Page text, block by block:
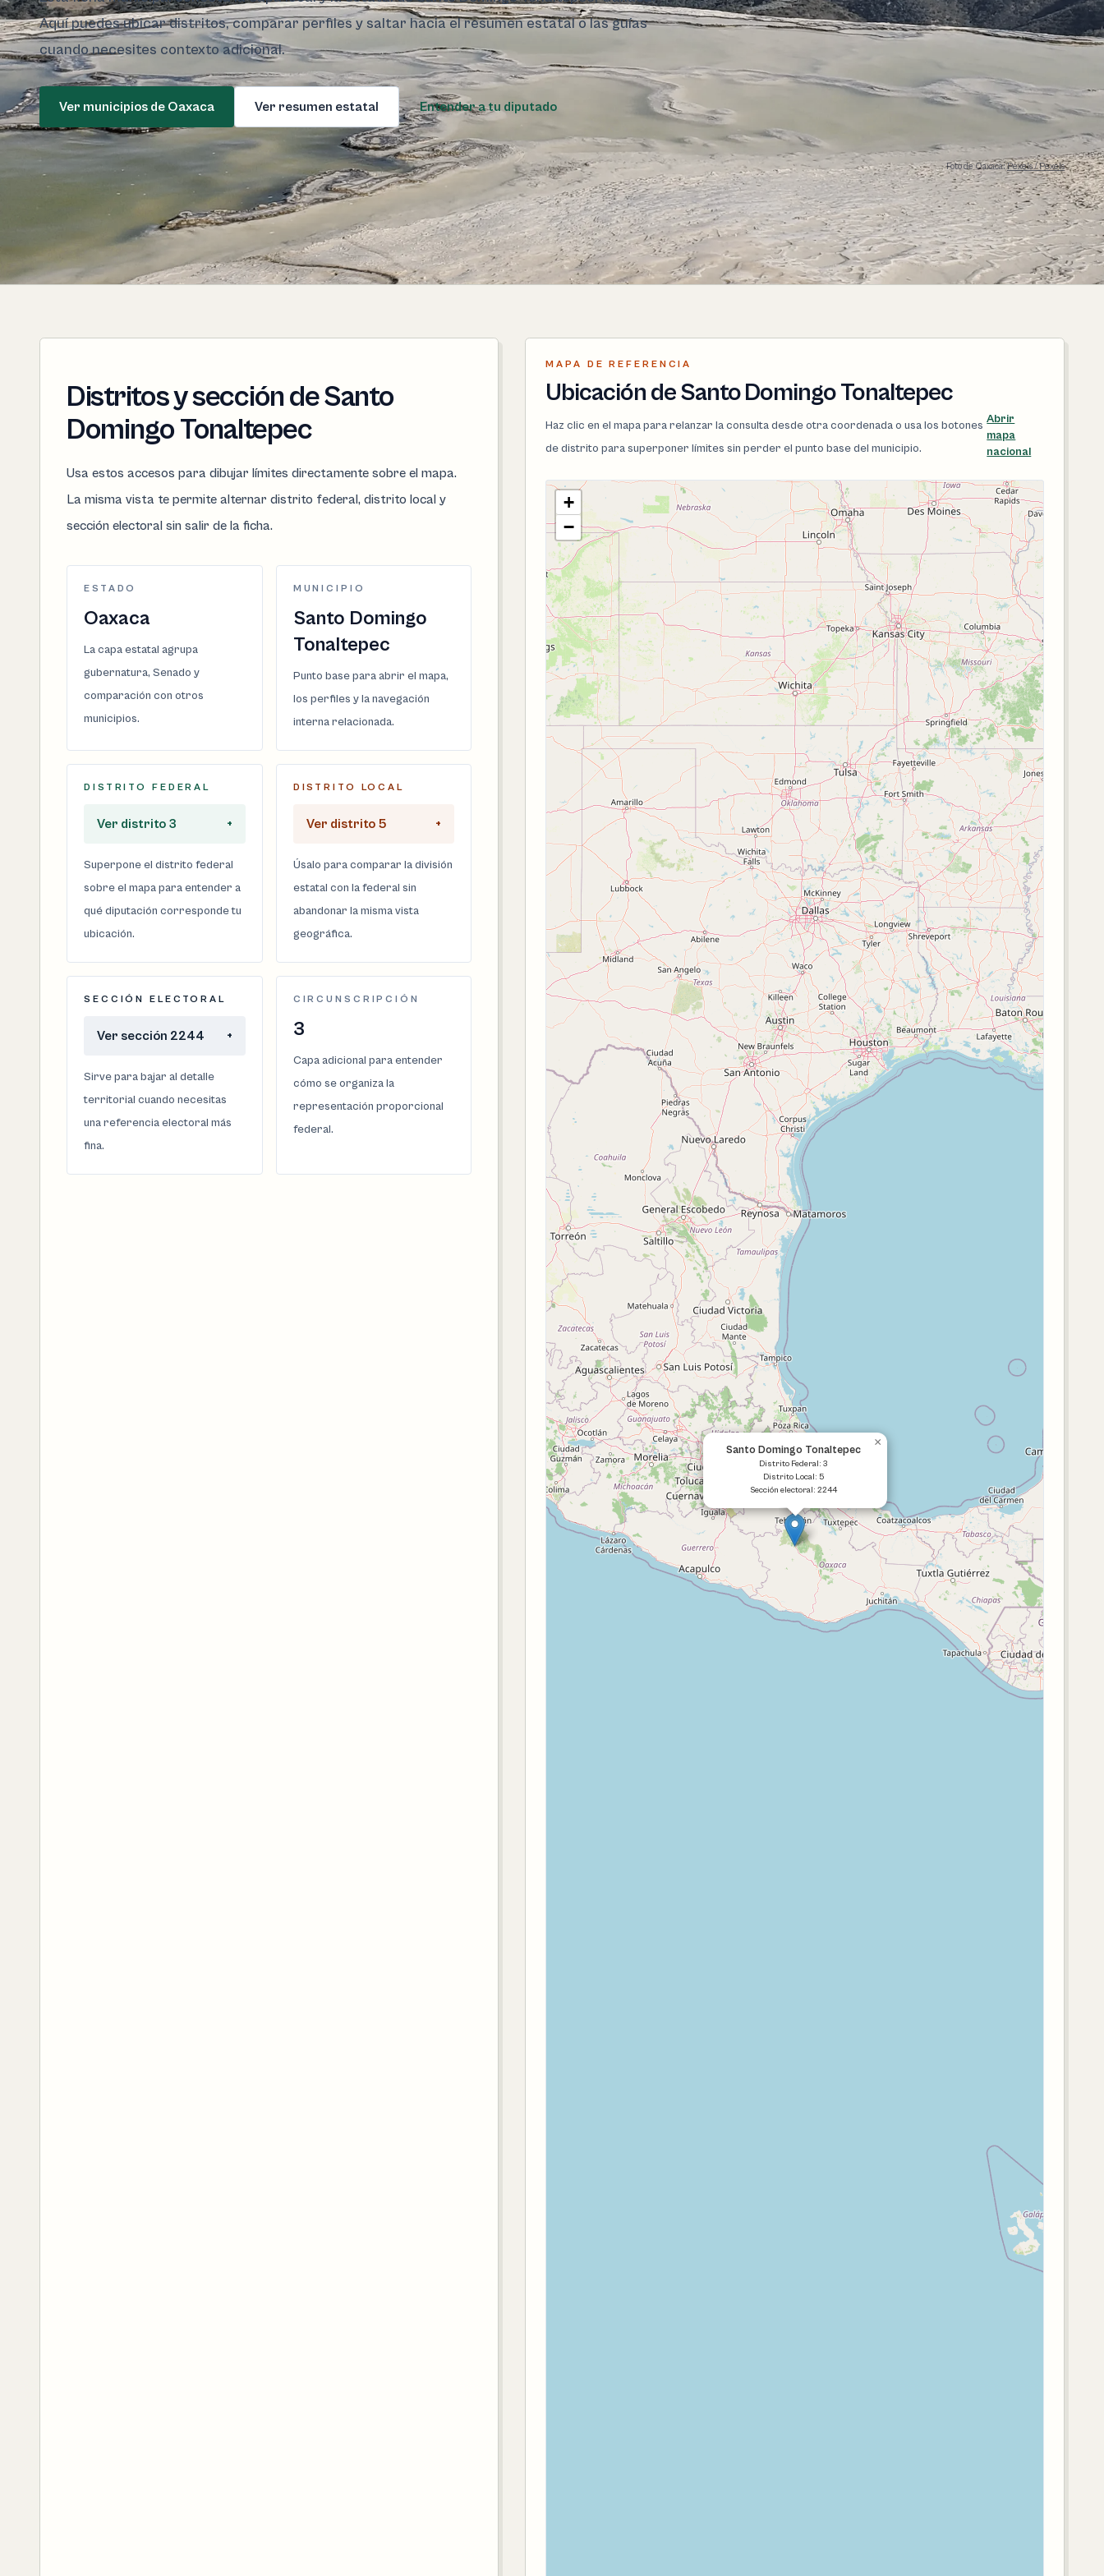
Aquí puedes ubicar distritos, comparar perfiles y saltar hacia el resumen estatal o las guías
cuando necesites contexto adicional.
Ver municipios de Oaxaca Ver resumen estatal Entender a tu diputado
Foto de Oaxaca:Pexels / Pexels
Distritos y sección de Santo
Domingo Tonaltepec
Usa estos accesos para dibujar límites directamente sobre el mapa.
La misma vista te permite alternar distrito federal, distrito local y
sección electoral sin salir de la ficha.
ESTADO
Oaxaca
La capa estatal agrupa
gubernatura, Senado y
comparación con otros
municipios.
MUNICIPIO
Santo Domingo
Tonaltepec
Punto base para abrir el mapa,
los perfiles y la navegación
interna relacionada.
DISTRITO FEDERAL
Ver distrito 3 +
Superpone el distrito federal
sobre el mapa para entender a
qué diputación corresponde tu
ubicación.
DISTRITO LOCAL
Ver distrito 5 +
Úsalo para comparar la división
estatal con la federal sin
abandonar la misma vista
geográfica.
SECCIÓN ELECTORAL
Ver sección 2244 +
Sirve para bajar al detalle
territorial cuando necesitas
una referencia electoral más
fina.
CIRCUNSCRIPCIÓN
3
Capa adicional para entender
cómo se organiza la
representación proporcional
federal.
MAPA DE REFERENCIA
Ubicación de Santo Domingo Tonaltepec
Haz clic en el mapa para relanzar la consulta desde otra coordenada o usa los botones
de distrito para superponer límites sin perder el punto base del municipio.
Abrir
mapa
nacional
Santo Domingo Tonaltepec
Distrito Federal: 3
Distrito Local: 5
Sección electoral: 2244
×
+
−